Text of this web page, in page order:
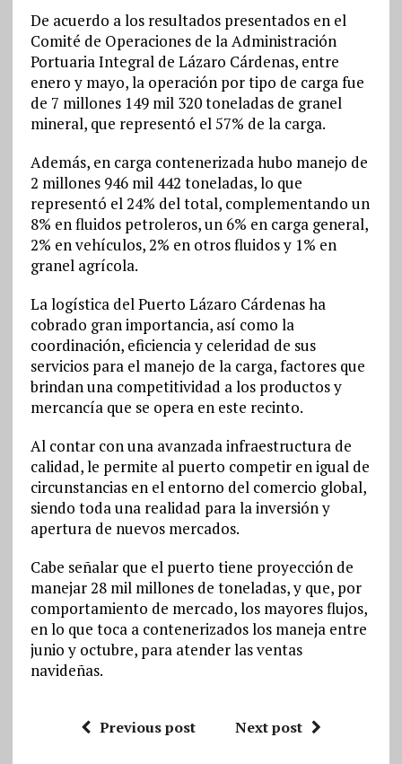
De acuerdo a los resultados presentados en el
Comité de Operaciones de la Administración
Portuaria Integral de Lázaro Cárdenas, entre
enero y mayo, la operación por tipo de carga fue
de 7 millones 149 mil 320 toneladas de granel
mineral, que representó el 57% de la carga.
Además, en carga contenerizada hubo manejo de
2 millones 946 mil 442 toneladas, lo que
representó el 24% del total, complementando un
8% en fluidos petroleros, un 6% en carga general,
2% en vehículos, 2% en otros fluidos y 1% en
granel agrícola.
La logística del Puerto Lázaro Cárdenas ha
cobrado gran importancia, así como la
coordinación, eficiencia y celeridad de sus
servicios para el manejo de la carga, factores que
brindan una competitividad a los productos y
mercancía que se opera en este recinto.
Al contar con una avanzada infraestructura de
calidad, le permite al puerto competir en igual de
circunstancias en el entorno del comercio global,
siendo toda una realidad para la inversión y
apertura de nuevos mercados.
Cabe señalar que el puerto tiene proyección de
manejar 28 mil millones de toneladas, y que, por
comportamiento de mercado, los mayores flujos,
en lo que toca a contenerizados los maneja entre
junio y octubre, para atender las ventas
navideñas.
Previous post Next post